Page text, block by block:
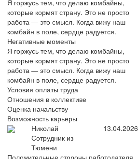
Я горжусь тем, что делаю комбайны,
которые кормят страну. Это не просто
работа — это смысл. Когда вижу наш
комбайн в поле, сердце радуется.
Негативные моменты
Я горжусь тем, что делаю комбайны,
которые кормят страну. Это не просто
работа — это смысл. Когда вижу наш
комбайн в поле, сердце радуется.
Условия оплаты труда
Отношения в коллективе
Оценка начальству
Возможность карьеры
Николай
Сотрудник из
Тюмени
13.04.2026
Положительные стороны работодателя